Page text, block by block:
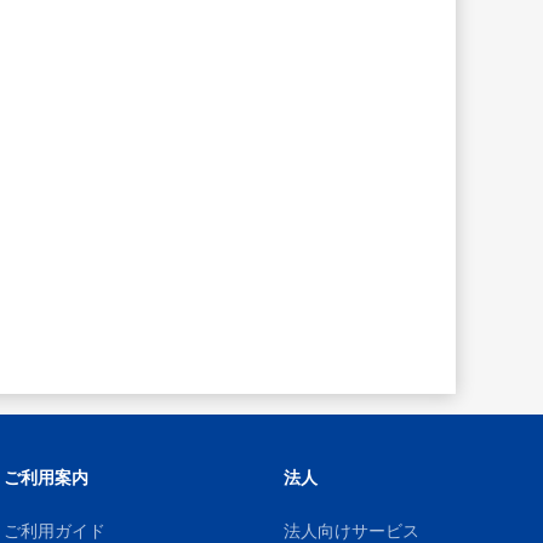
ご利用案内
ご利用ガイド
法人
法人向けサービス